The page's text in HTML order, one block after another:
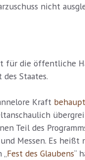
nicht
die öffentliche
Staates.
Kraft
Teil des
Messen. Es heißt
„Fest des Glaubens“